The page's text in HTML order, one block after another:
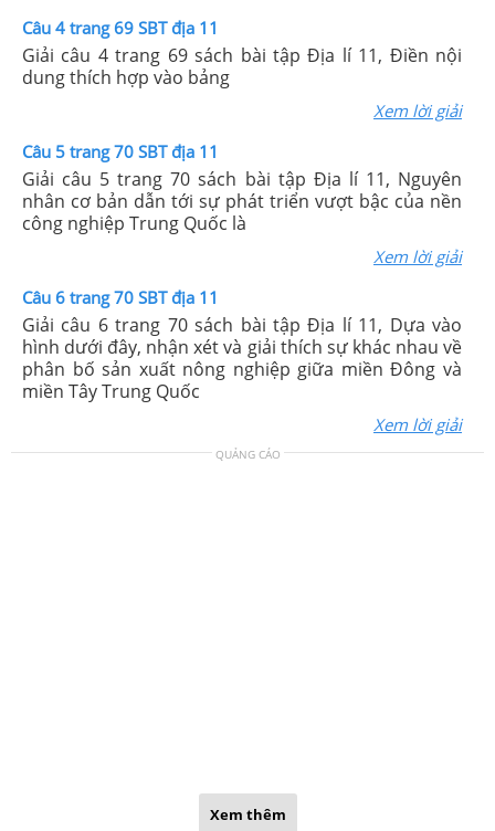
Câu 4 trang 69 SBT địa 11
Giải câu 4 trang 69 sách bài tập Địa lí 11, Điền nội
dung thích hợp vào bảng
Xem lời giải
Câu 5 trang 70 SBT địa 11
Giải câu 5 trang 70 sách bài tập Địa lí 11, Nguyên
nhân cơ bản dẫn tới sự phát triển vượt bậc của nền
công nghiệp Trung Quốc là
Xem lời giải
Câu 6 trang 70 SBT địa 11
Giải câu 6 trang 70 sách bài tập Địa lí 11, Dựa vào
hình dưới đây, nhận xét và giải thích sự khác nhau về
phân bố sản xuất nông nghiệp giữa miền Đông và
miền Tây Trung Quốc
Xem lời giải
QUẢNG CÁO
Xem thêm